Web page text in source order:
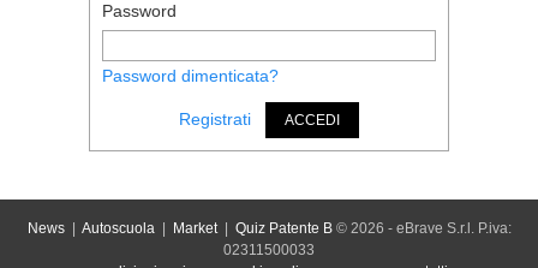
Password
Password dimenticata?
Registrati ACCEDI
News| Autoscuola| Market| Quiz Patente B© 2026 - eBrave S.r.l. P.iva:
02311500033